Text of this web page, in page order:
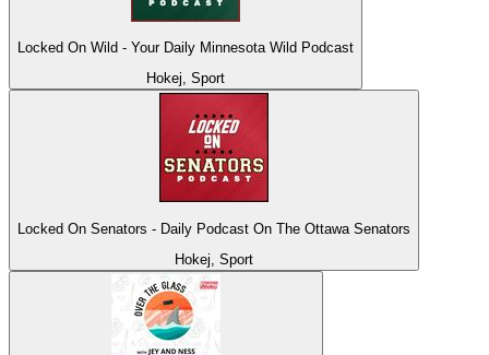
Locked On Wild - Your Daily Minnesota Wild Podcast
Hokej, Sport
Locked On Senators - Daily Podcast On The Ottawa Senators
Hokej, Sport